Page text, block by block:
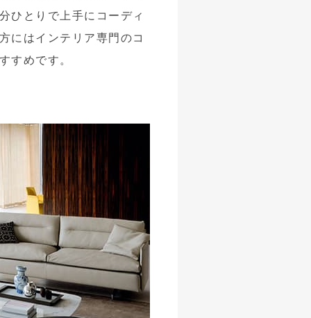
ひとりで上手にコーディ
にはインテリア専門のコ
すめです。